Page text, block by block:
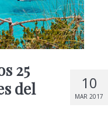
10
MAR 2017
25
del